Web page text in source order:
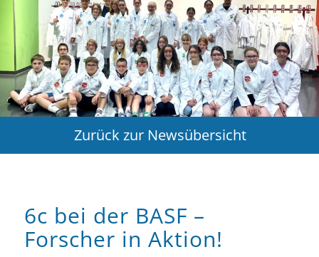
Zurück zur Newsübersicht
6c bei der BASF –
Forscher in Aktion!